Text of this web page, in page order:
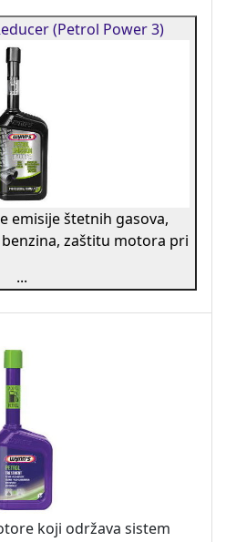
(Petrol Power 3)
emisije štetnih gasova,
zaštitu motora pri
...
koji održava sistem